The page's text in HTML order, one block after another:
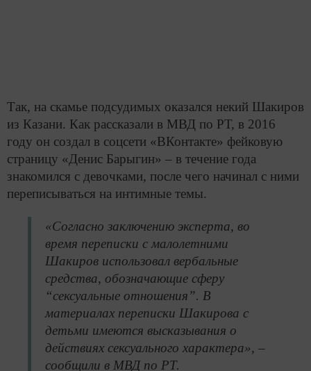
Так, на скамье подсудимых оказался некий Шакиров
из Казани. Как рассказали в МВД по РТ, в 2016
году он создал в соцсети «ВКонтакте» фейковую
страницу «Денис Барыгин» – в течение года
знакомился с девочками, после чего начинал с ними
переписываться на интимные темы.
«Согласно заключению эксперта, во
время переписки с малолетними
Шакиров использовал вербальные
средства, обозначающие сферу
“сексуальные отношения”. В
материалах переписки Шакирова с
детьми имеются высказывания о
действиях сексуального характера», –
сообщили в МВД по РТ.